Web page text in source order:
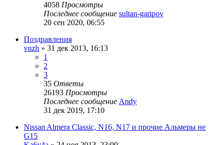
4058 Просмотры
Последнее сообщение sultan-garipov
20 сен 2020, 06:55
Поздравления
vnzh » 31 дек 2013, 16:13
1
2
3
35 Ответы
26193 Просмотры
Последнее сообщение Andy
31 дек 2019, 17:10
Nissan Almera Classic, N16, N17 и прочие Альмеры не
G15